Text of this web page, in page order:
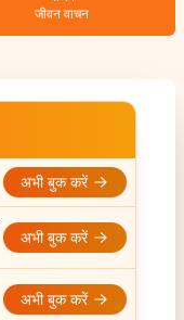
जीवन वाचन
अभी बुक करें
अभी बुक करें
अभी बुक करें